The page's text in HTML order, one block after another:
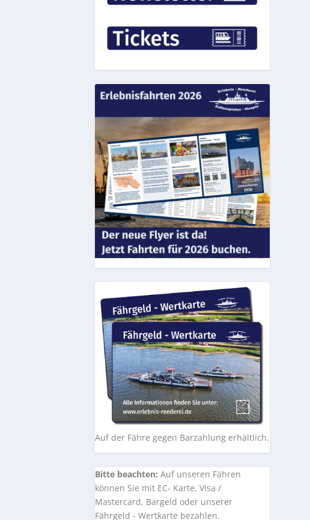
Auf der Fähre gegen Barzahlung erhältlich.
Bitte beachten: Auf unseren Fähren
können Sie mit EC- Karte, Visa /
Mastercard, Bargeld oder unserer
Fährgeld - Wertkarte bezahlen.